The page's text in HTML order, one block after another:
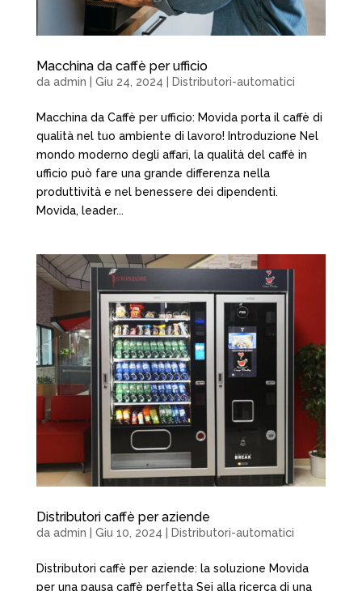
Macchina da caffè per ufficio
da admin Giu 24, 2024 Distributori-automatici
Macchina da Caffè per ufficio: Movida porta il caffè di
qualità nel tuo ambiente di lavoro! Introduzione Nel
mondo moderno degli affari, la qualità del caffè in
ufficio può fare una grande differenza nella
produttività e nel benessere dei dipendenti.
Movida, leader...
Distributori caffè per aziende
da admin Giu 10, 2024 Distributori-automatici
Distributori caffè per aziende: la soluzione Movida
per una pausa caffè perfetta Sei alla ricerca di una